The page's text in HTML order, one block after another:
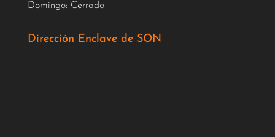
Domingo: Cerrado
Dirección Enclave de SON